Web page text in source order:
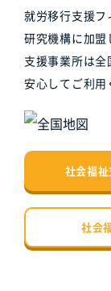
就労移行支援
研究機構に加
支援事業所は全
安心してご利用
社会福
社会